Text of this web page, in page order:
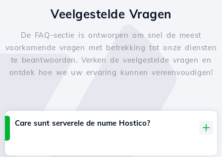
Veelgestelde Vragen
De FAQ-sectie is ontworpen om snel de meest
voorkomende vragen met betrekking tot onze diensten
te beantwoorden. Verken de veelgestelde vragen en
ontdek hoe we uw ervaring kunnen vereenvoudigen!
Care sunt serverele de nume Hostico?